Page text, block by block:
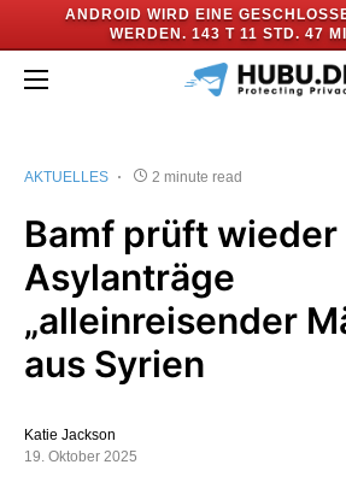
ANDROID WIRD EINE
WERDEN. 143 T 11 STD. 47
AKTUELLES 2 minute read
Bamf prüft wieder
Asylanträge
„alleinreisender
aus Syrien
Katie Jackson
19. Oktober 2025